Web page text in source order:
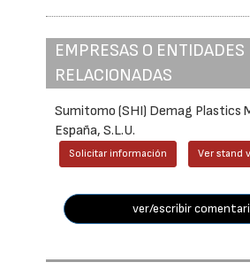
EMPRESAS O ENTIDADES
RELACIONADAS
Sumitomo (SHI) Demag Plastics
España, S.L.U.
Solicitar información Ver stand
ver/escribir